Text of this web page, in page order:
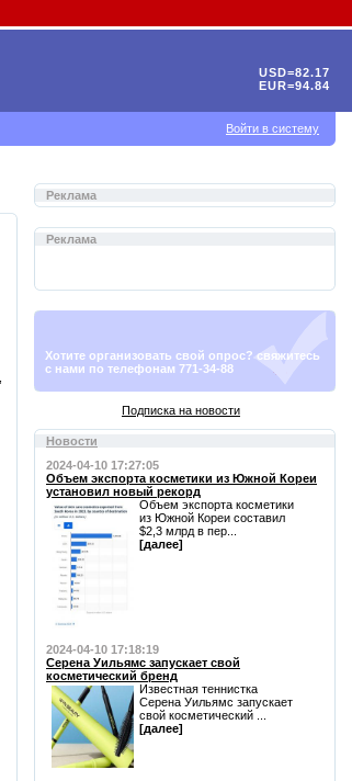
Реклама
Реклама
Хотите организовать свой опрос? свяжитесь
с нами по телефонам 771-34-88
Подписка на новости
Новости
2024-04-10 17:27:05
Объем экспорта косметики из Южной Кореи
установил новый рекорд
Объем экспорта косметики
из Южной Кореи составил
$2,3 млрд в пер...
[далее]
2024-04-10 17:18:19
Серена Уильямс запускает свой
косметический бренд
Известная теннистка
Серена Уильямс запускает
свой косметический ...
[далее]
USD=82.17
EUR=94.84
Войти в систему